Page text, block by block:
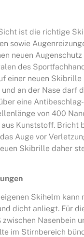
ist die richtige
sowie
neuen
des
einer neuen
an der Nase darf
eine
von 400
Kunststoff. Bricht
Auge vor
Skibrille daher
Skihelm
dicht anliegt. Für
Nasenbein
im Stirnbereich